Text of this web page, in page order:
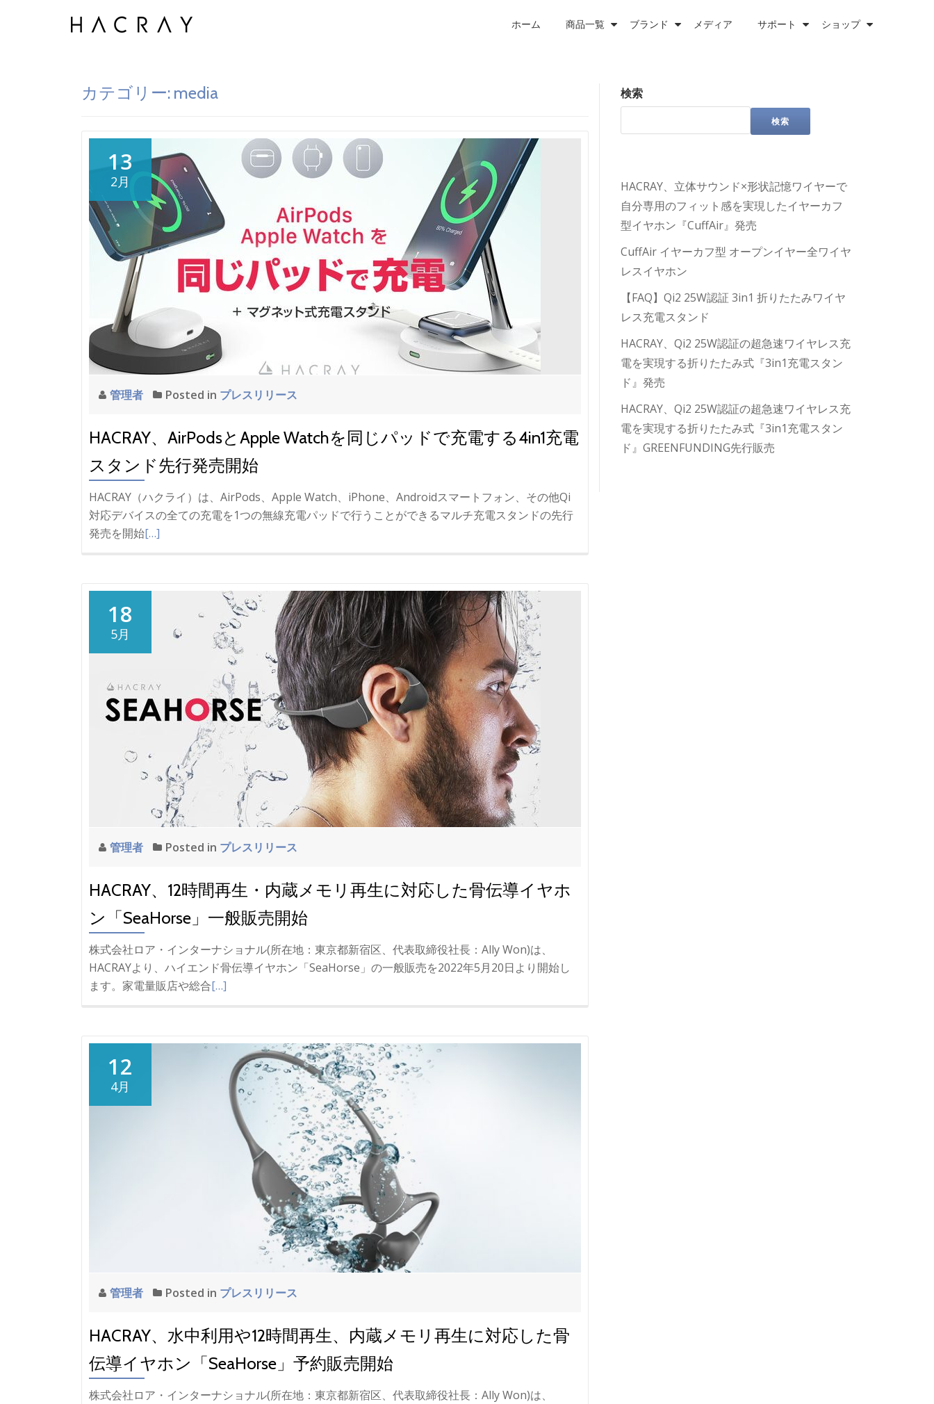
ホーム 商品一覧 ブランド メディア サポート ショップ
カテゴリー: media
13
2月
管理者 Posted in プレスリリース
HACRAY、AirPodsとApple Watchを同じパッドで充電する4in1充電
スタンド先行発売開始
HACRAY（ハクライ）は、AirPods、Apple Watch、iPhone、Androidスマートフォン、その他Qi
対応デバイスの全ての充電を1つの無線充電パッドで行うことができるマルチ充電スタンドの先行
発売を開始[…]
18
5月
管理者 Posted in プレスリリース
HACRAY、12時間再生・内蔵メモリ再生に対応した骨伝導イヤホ
ン「SeaHorse」一般販売開始
株式会社ロア・インターナショナル(所在地：東京都新宿区、代表取締役社長：Ally Won)は、
HACRAYより、ハイエンド骨伝導イヤホン「SeaHorse」の一般販売を2022年5月20日より開始し
ます。家電量販店や総合[…]
12
4月
管理者 Posted in プレスリリース
HACRAY、水中利用や12時間再生、内蔵メモリ再生に対応した骨
伝導イヤホン「SeaHorse」予約販売開始
株式会社ロア・インターナショナル(所在地：東京都新宿区、代表取締役社長：Ally Won)は、
検索
検索
HACRAY、立体サウンド×形状記憶ワイヤーで
自分専用のフィット感を実現したイヤーカフ
型イヤホン『CuffAir』発売
CuffAir イヤーカフ型 オープンイヤー全ワイヤ
レスイヤホン
【FAQ】Qi2 25W認証 3in1 折りたたみワイヤ
レス充電スタンド
HACRAY、Qi2 25W認証の超急速ワイヤレス充
電を実現する折りたたみ式『3in1充電スタン
ド』発売
HACRAY、Qi2 25W認証の超急速ワイヤレス充
電を実現する折りたたみ式『3in1充電スタン
ド』GREENFUNDING先行販売